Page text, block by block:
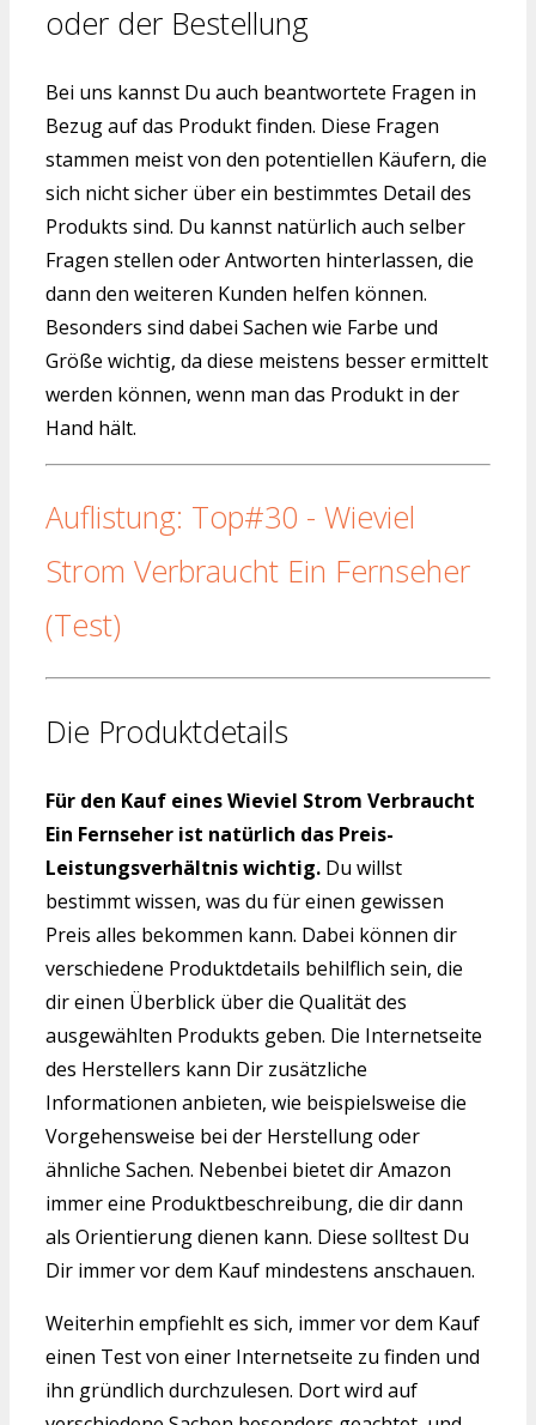
oder der Bestellung
Bei uns kannst Du auch beantwortete Fragen in
Bezug auf das Produkt finden. Diese Fragen
stammen meist von den potentiellen Käufern, die
sich nicht sicher über ein bestimmtes Detail des
Produkts sind. Du kannst natürlich auch selber
Fragen stellen oder Antworten hinterlassen, die
dann den weiteren Kunden helfen können.
Besonders sind dabei Sachen wie Farbe und
Größe wichtig, da diese meistens besser ermittelt
werden können, wenn man das Produkt in der
Hand hält.
Auflistung: Top#30 - Wieviel
Strom Verbraucht Ein Fernseher
(Test)
Die Produktdetails
Für den Kauf eines Wieviel Strom Verbraucht
Ein Fernseher ist natürlich das Preis-
Leistungsverhältnis wichtig. Du willst
bestimmt wissen, was du für einen gewissen
Preis alles bekommen kann. Dabei können dir
verschiedene Produktdetails behilflich sein, die
dir einen Überblick über die Qualität des
ausgewählten Produkts geben. Die Internetseite
des Herstellers kann Dir zusätzliche
Informationen anbieten, wie beispielsweise die
Vorgehensweise bei der Herstellung oder
ähnliche Sachen. Nebenbei bietet dir Amazon
immer eine Produktbeschreibung, die dir dann
als Orientierung dienen kann. Diese solltest Du
Dir immer vor dem Kauf mindestens anschauen.
Weiterhin empfiehlt es sich, immer vor dem Kauf
einen Test von einer Internetseite zu finden und
ihn gründlich durchzulesen. Dort wird auf